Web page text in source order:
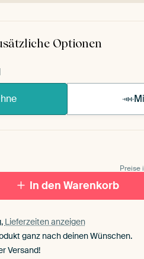
ist im Handumdrehen aufgebaut.
Optionen
Preise
In den Warenkorb
Lieferzeiten anzeigen
ganz nach deinen Wünschen.
Versand!